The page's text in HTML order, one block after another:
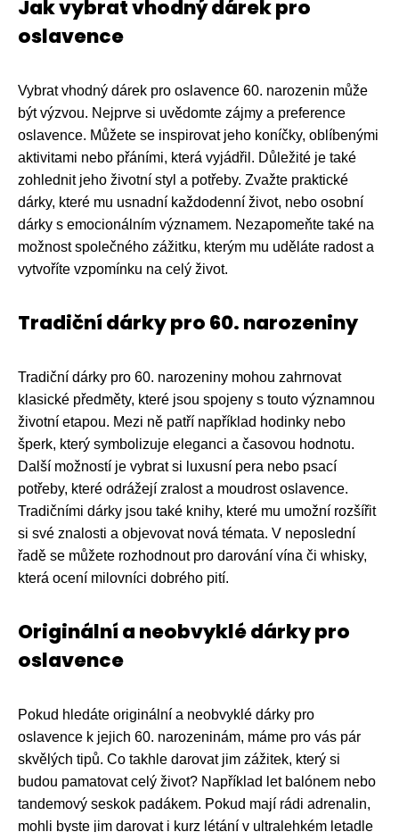
Jak vybrat vhodný dárek pro
oslavence
Vybrat vhodný dárek pro oslavence 60. narozenin může
být výzvou. Nejprve si uvědomte zájmy a preference
oslavence. Můžete se inspirovat jeho koníčky, oblíbenými
aktivitami nebo přáními, která vyjádřil. Důležité je také
zohlednit jeho životní styl a potřeby. Zvažte praktické
dárky, které mu usnadní každodenní život, nebo osobní
dárky s emocionálním významem. Nezapomeňte také na
možnost společného zážitku, kterým mu uděláte radost a
vytvoříte vzpomínku na celý život.
Tradiční dárky pro 60. narozeniny
Tradiční dárky pro 60. narozeniny mohou zahrnovat
klasické předměty, které jsou spojeny s touto významnou
životní etapou. Mezi ně patří například hodinky nebo
šperk, který symbolizuje eleganci a časovou hodnotu.
Další možností je vybrat si luxusní pera nebo psací
potřeby, které odrážejí zralost a moudrost oslavence.
Tradičními dárky jsou také knihy, které mu umožní rozšířit
si své znalosti a objevovat nová témata. V neposlední
řadě se můžete rozhodnout pro darování vína či whisky,
která ocení milovníci dobrého pití.
Originální a neobvyklé dárky pro
oslavence
Pokud hledáte originální a neobvyklé dárky pro
oslavence k jejich 60. narozeninám, máme pro vás pár
skvělých tipů. Co takhle darovat jim zážitek, který si
budou pamatovat celý život? Například let balónem nebo
tandemový seskok padákem. Pokud mají rádi adrenalin,
mohli byste jim darovat i kurz létání v ultralehkém letadle